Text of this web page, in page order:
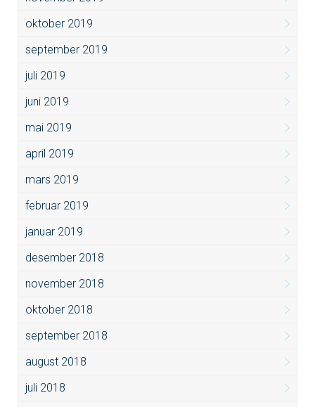
oktober 2019
september 2019
juli 2019
juni 2019
mai 2019
april 2019
mars 2019
februar 2019
januar 2019
desember 2018
november 2018
oktober 2018
september 2018
august 2018
juli 2018